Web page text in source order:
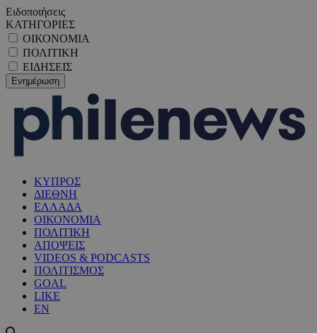
Ειδοποιήσεις
ΚΑΤΗΓΟΡΙΕΣ
ΟΙΚΟΝΟΜΙΑ
ΠΟΛΙΤΙΚΗ
ΕΙΔΗΣΕΙΣ
ΚΥΠΡΟΣ
ΔΙΕΘΝΗ
ΕΛΛΑΔΑ
ΟΙΚΟΝΟΜΙΑ
ΠΟΛΙΤΙΚΗ
ΑΠΟΨΕΙΣ
VIDEOS & PODCASTS
ΠΟΛΙΤΙΣΜΟΣ
GOAL
LIKE
EN